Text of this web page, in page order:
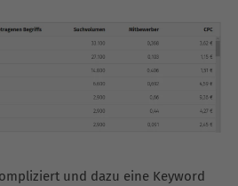
und dazu eine Keyword